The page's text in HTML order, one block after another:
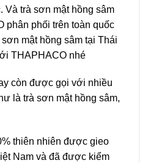
trà sơn mật hồng sâm
phân phối trên toàn quốc
mật hồng sâm tại Thái
THAPHACO nhé
còn được gọi với nhiều
là trà sơn mật hồng sâm,
thiên nhiên được gieo
Nam và đã được kiểm